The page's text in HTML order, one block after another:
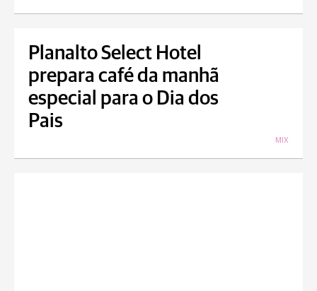
Planalto Select Hotel
prepara café da manhã
especial para o Dia dos
Pais
MIX